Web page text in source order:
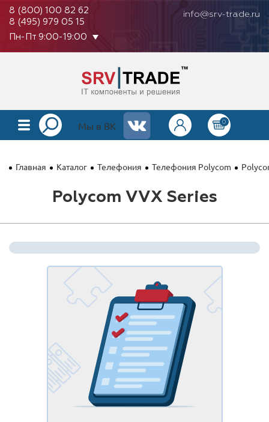
8 (800) 100 82 62
8 (495) 979 05 15
info@srv-trade.ru
Пн-Пт 9:00-19:00
КАТАЛОГ
ОПЛАТА
ГАРАНТИЯ
КОНТАКТЫ
АКЦИИ
Мы в ВК 0
Главная Каталог Телефония Телефония Polycom
Polycom VVX Series